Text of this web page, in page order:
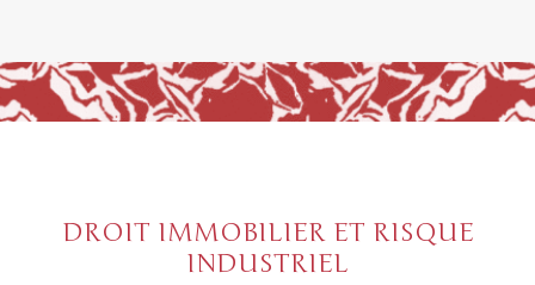
DROIT IMMOBILIER ET RISQUE
INDUSTRIEL​